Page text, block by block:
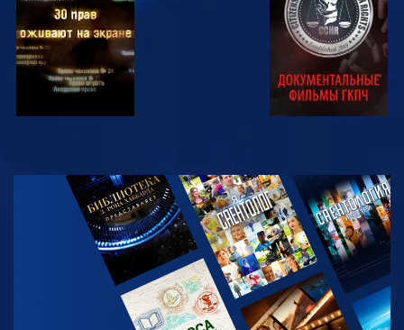
СМОТРЕТЬ
СМОТРЕТЬ
ПЕРЕДАЧИ